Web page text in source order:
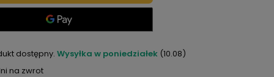
dostępny Wysyłka w poniedziałek (10.08)
na zwrot